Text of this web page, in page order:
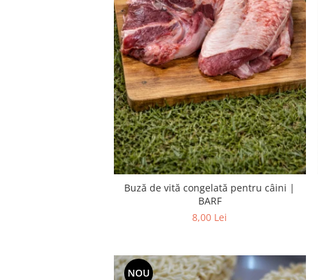
Buză de vită congelată pentru câini |
BARF
8,00 Lei
NOU